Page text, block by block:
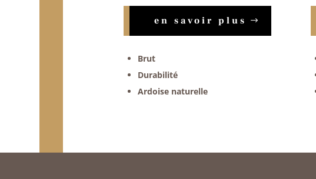
en savoir plus
Brut
Durabilité
Ardoise naturelle